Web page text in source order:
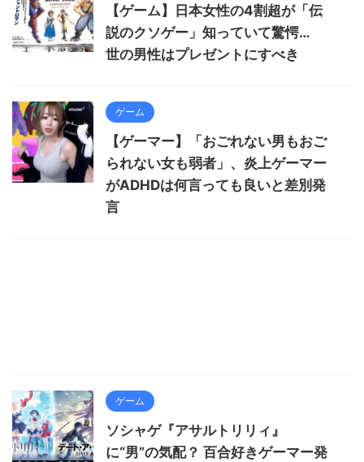
【ゲーム】日本女性の4割超が「伝
説のクソゲー」知っていて驚愕…
世の男性はプレゼントにすべき
ゲーム
【ゲーマー】「おごれない男もおご
られない女も弱者」、炎上ゲーマー
がADHDは何言っても良いと差別発
言
ゲーム
ソシャゲ『アサルトリリィ』
に“男”の気配？ 百合好きゲーマー発